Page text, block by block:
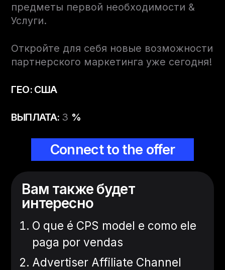
предметы первой необходимости &
Услуги.
Откройте для себя новые возможности
партнерского маркетинга уже сегодня!
ГЕО: США
ВЫПЛАТА: 3 %
Connect to the offer
Вам также будет
интересно
O que é CPS model e como ele
paga por vendas
Advertiser Affiliate Channel